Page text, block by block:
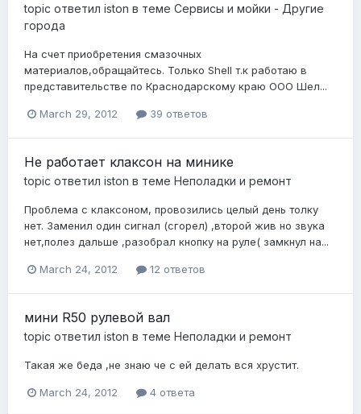
topic ответил iston в теме Сервисы и мойки - Другие
города
На счет приобретения смазочных
материалов,обращайтесь. Только Shell т.к работаю в
представительстве по Краснодарскому краю ООО Шел...
March 29, 2012 39 ответов
Не работает клаксон на минике
topic ответил iston в теме Неполадки и ремонт
Проблема с клаксоном, провозились целый день толку
нет. Заменил один сигнал (сгорел) ,второй жив но звука
нет,полез дальше ,разобрал кнопку на руле( замкнул на...
March 24, 2012 12 ответов
мини R50 рулевой вал
topic ответил iston в теме Неполадки и ремонт
Такая же беда ,не знаю че с ей делать вся хрустит.
March 24, 2012 4 ответа